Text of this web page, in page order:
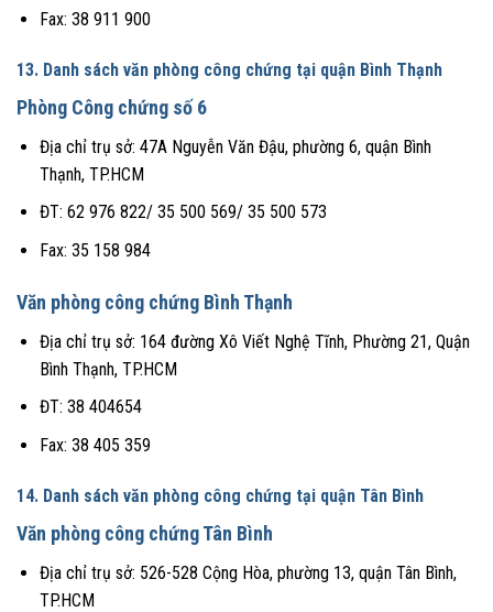
Fax: 38 911 900
13. Danh sách văn phòng công chứng tại quận Bình Thạnh
Phòng Công chứng số 6
Địa chỉ trụ sở: 47A Nguyễn Văn Đậu, phường 6, quận Bình
Thạnh, TP.HCM
ĐT: 62 976 822/ 35 500 569/ 35 500 573
Fax: 35 158 984
Văn phòng công chứng Bình Thạnh
Địa chỉ trụ sở: 164 đường Xô Viết Nghệ Tĩnh, Phường 21, Quận
Bình Thạnh, TP.HCM
ĐT: 38 404654
Fax: 38 405 359
14. Danh sách văn phòng công chứng tại quận Tân Bình
Văn phòng công chứng Tân Bình
Địa chỉ trụ sở: 526-528 Cộng Hòa, phường 13, quận Tân Bình,
TP.HCM